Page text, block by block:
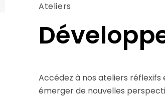
Ateliers
Accédez à nos ateliers
émerger de nouvelles